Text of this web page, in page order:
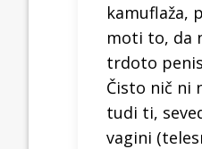
kamuflaža,
moti to, da
trdoto
Čisto nič ni
tudi ti,
vagini